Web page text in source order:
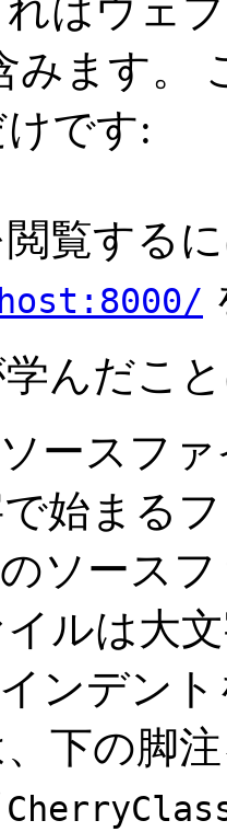
はウェ
みます。
です:
覧する
んだこ
ースフ
始まる
ソース
ルは大
ンデン
下の脚